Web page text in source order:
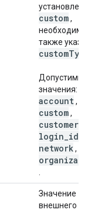
установлено
custom,
необходимо
также
custom
Допустимые
значения:
account,
custom,
customer
login id
network,
Значение
внешнего